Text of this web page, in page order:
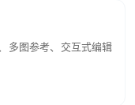
多图参考、交互式编辑